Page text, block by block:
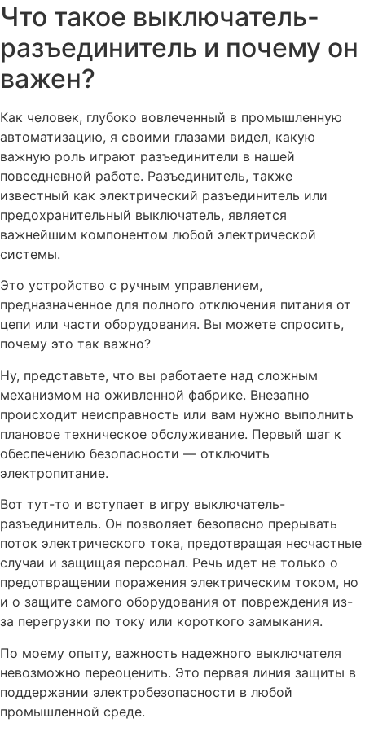
Что такое выключатель-
разъединитель и почему он
важен?
Как человек, глубоко вовлеченный в промышленную
автоматизацию, я своими глазами видел, какую
важную роль играют разъединители в нашей
повседневной работе. Разъединитель, также
известный как электрический разъединитель или
предохранительный выключатель, является
важнейшим компонентом любой электрической
системы.
Это устройство с ручным управлением,
предназначенное для полного отключения питания от
цепи или части оборудования. Вы можете спросить,
почему это так важно?
Ну, представьте, что вы работаете над сложным
механизмом на оживленной фабрике. Внезапно
происходит неисправность или вам нужно выполнить
плановое техническое обслуживание. Первый шаг к
обеспечению безопасности — отключить
электропитание.
Вот тут-то и вступает в игру выключатель-
разъединитель. Он позволяет безопасно прерывать
поток электрического тока, предотвращая несчастные
случаи и защищая персонал. Речь идет не только о
предотвращении поражения электрическим током, но
и о защите самого оборудования от повреждения из-
за перегрузки по току или короткого замыкания.
По моему опыту, важность надежного выключателя
невозможно переоценить. Это первая линия защиты в
поддержании электробезопасности в любой
промышленной среде.